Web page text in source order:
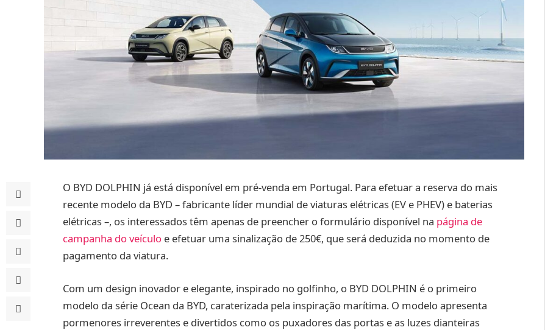
O BYD DOLPHIN já está disponível em pré-venda em Portugal. Para efetuar a reserva do mais
recente modelo da BYD – fabricante líder mundial de viaturas elétricas (EV e PHEV) e baterias
elétricas –, os interessados têm apenas de preencher o formulário disponível na página de
campanha do veículo e efetuar uma sinalização de 250€, que será deduzida no momento de
pagamento da viatura.
Com um design inovador e elegante, inspirado no golfinho, o BYD DOLPHIN é o primeiro
modelo da série Ocean da BYD, caraterizada pela inspiração marítima. O modelo apresenta
pormenores irreverentes e divertidos como os puxadores das portas e as luzes dianteiras